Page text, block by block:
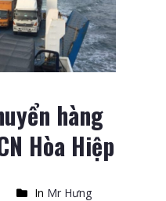
hàng
Hòa Hiệp
In Mr Hưng